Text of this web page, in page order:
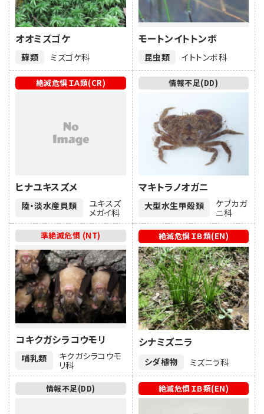
蘚類
オオミズゴケ
ミズゴケ科 昆虫類
モートンイトトンボ
イトトンボ科
陸・淡水産貝類
ヒナユキスズメ
ユキスズ
メガイ科
絶滅危惧ＩＡ類(CR)
大型水生甲殻類
マキトラノオガニ
ケブカガ
ニ科
情報不足(DD)
哺乳類
コキクガシラコウモリ
キクガシラコウモ
リ科
準絶滅危惧 (NT)
シダ植物
シナミズニラ
ミズニラ科
絶滅危惧ＩＢ類(EN)
情報不足(DD) 絶滅危惧ＩＢ類(EN)